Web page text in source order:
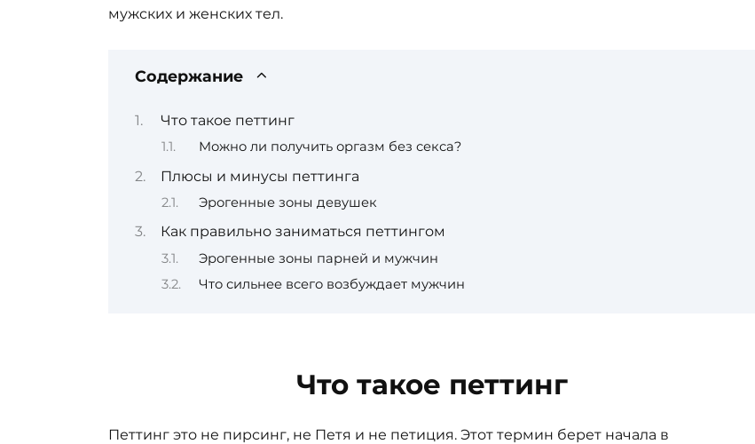
мужских и женских тел.
Содержание
Что такое петтинг
Можно ли получить оргазм без секса?
Плюсы и минусы петтинга
Эрогенные зоны девушек
Как правильно заниматься петтингом
Эрогенные зоны парней и мужчин
Что сильнее всего возбуждает мужчин
Что такое петтинг
Петтинг это не пирсинг, не Петя и не петиция. Этот термин берет начала в